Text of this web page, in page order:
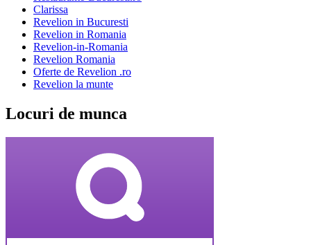
Clarissa
Revelion in Bucuresti
Revelion in Romania
Revelion-in-Romania
Revelion Romania
Oferte de Revelion .ro
Revelion la munte
Locuri de munca